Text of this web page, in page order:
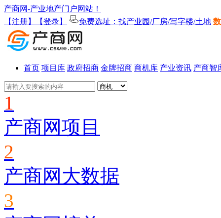
产商网-产业地产门户网站！
【注册】
【登录】 免费选址：找产业园/厂房/写字楼/土地
首页 项目库 政府招商 金牌招商 商机库 产业资讯 产商智
1
产商网项目
2
产商网大数据
3